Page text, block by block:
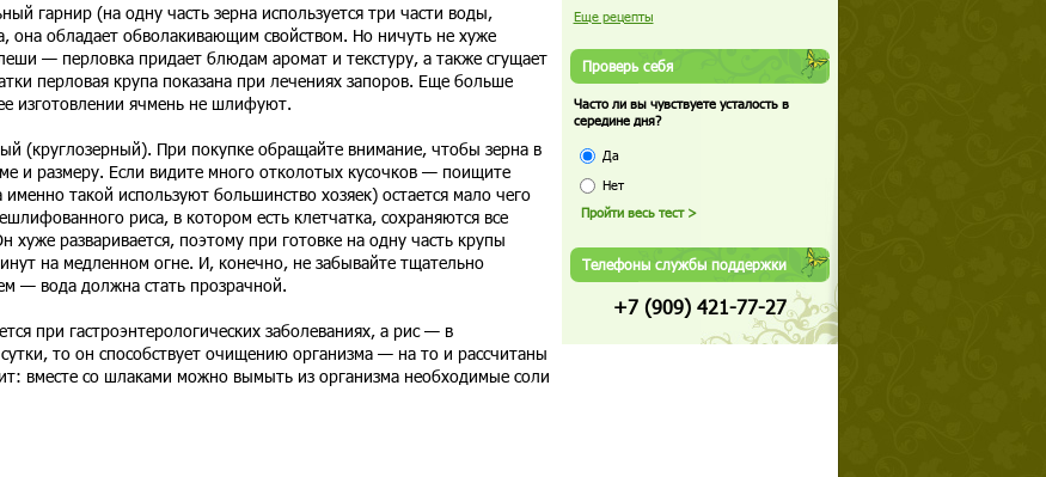
гарнир (на одну часть зерна используется три части воды,
она обладает обволакивающим свойством. Но ничуть не хуже
— перловка придает блюдам аромат и текстуру, а также сгущает
перловая крупа показана при лечениях запоров. Еще больше
изготовлении ячмень не шлифуют.
(круглозерный). При покупке обращайте внимание, чтобы зерна в
и размеру. Если видите много отколотых кусочков — поищите
такой используют большинство хозяек) остается мало чего
риса, в котором есть клетчатка, сохраняются все
разваривается, поэтому при готовке на одну часть крупы
на медленном огне. И, конечно, не забывайте тщательно
— вода должна стать прозрачной.
при гастроэнтерологических заболеваниях, а рис — в
то он способствует очищению организма — на то и рассчитаны
вместе со шлаками можно вымыть из организма необходимые соли
Еще рецепты
Проверь себя
Часто ли вы чувствуете усталость в
середине дня?
Да
Нет
Телефоны службы поддержки
+7 (909) 421-77-27